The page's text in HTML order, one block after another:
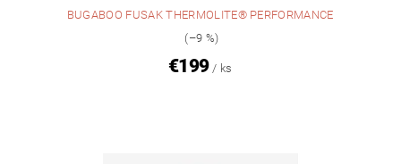
BUGABOO FUSAK THERMOLITE® PERFORMANCE
(–9 %)
€199 / ks